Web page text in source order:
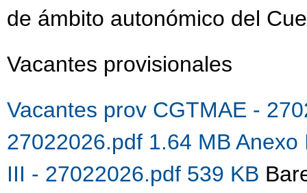
de ámbito autonómico del
Vacantes provisionales
Vacantes prov CGTMAE -
27022026.pdf 1.64 MB Anexo
III - 27022026.pdf 539 KB